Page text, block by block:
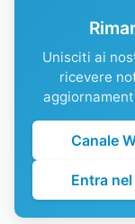
Unisciti ai
ricevere
Canale
Entra